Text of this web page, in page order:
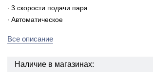
∙ 3 скорости подачи пара
∙ Автоматическое
Все описание
Наличие в магазинах: